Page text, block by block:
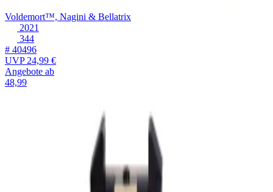
Voldemort™, Nagini & Bellatrix
2021
344
# 40496
UVP24,99 €
Angebote ab
48,99